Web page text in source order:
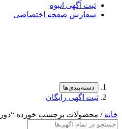
ثبت آگهی انبوه
سفارش صفحه اختصاصی
دسته‌بندی‌ها
ثبت اگهی رایگان
خانه / محصولات برچسب خورده